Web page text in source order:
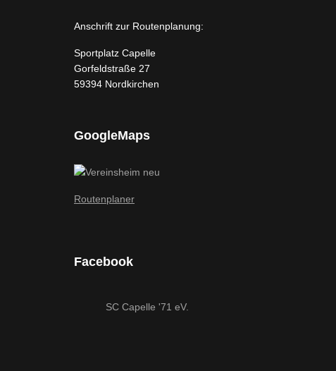
Anschrift zur Routenplanung:
Sportplatz Capelle
Gorfeldstraße 27
59394 Nordkirchen
GoogleMaps
Routenplaner
Facebook
SC Capelle '71 eV.